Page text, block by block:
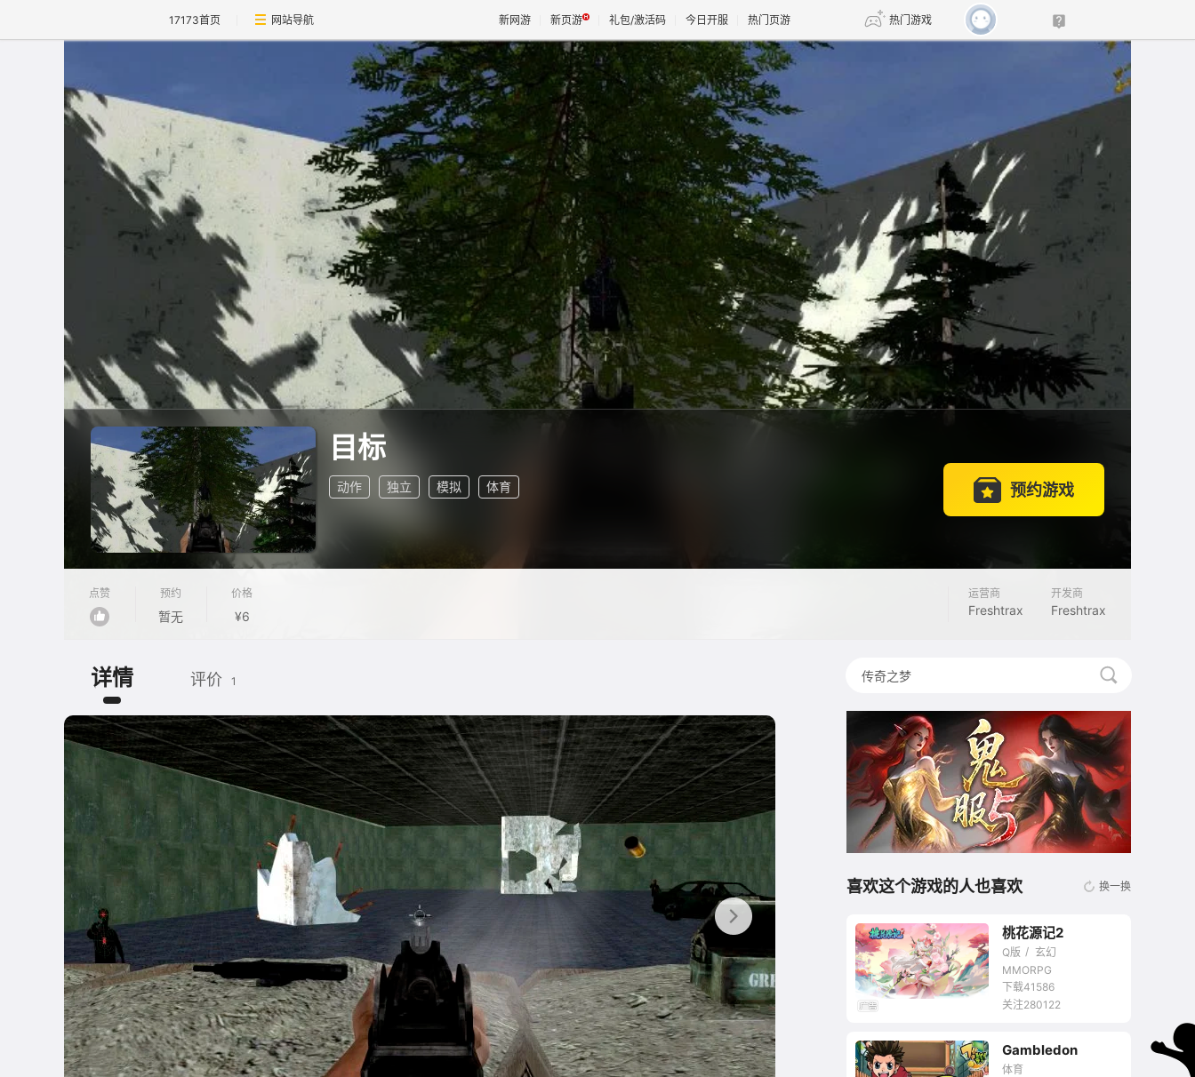
17173首页 网站导航 新网游 新页游 礼包/激活码 今日开服 热门页游 热门游戏
魔兽
天堂 剑网3旗舰版 新天龙八部
王权与自由 诛仙世界 新仙侠5
目标
动作 独立 模拟 体育 预约游戏
点赞 预约
暂无
价格
¥6
运营商
Freshtrax
开发商
Freshtrax
详情 评价 1
喜欢这个游戏的人也喜欢 换一换
网游
桃花源记2
Q版
玄幻
MMORPG
下载41586
关注280122
Gambledon
体育